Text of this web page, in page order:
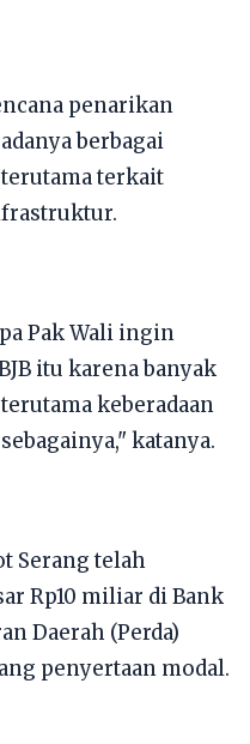
penarikan
berbagai
terkait
Pak Wali ingin
itu karena banyak
keberadaan
katanya.
Serang telah
Rp10 miliar di Bank
Daerah (Perda)
penyertaan modal.